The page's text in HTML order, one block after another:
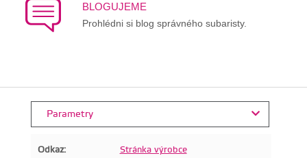
BLOGUJEME
Prohlédni si blog správného subaristy.
Parametry
Odkaz: Stránka výrobce